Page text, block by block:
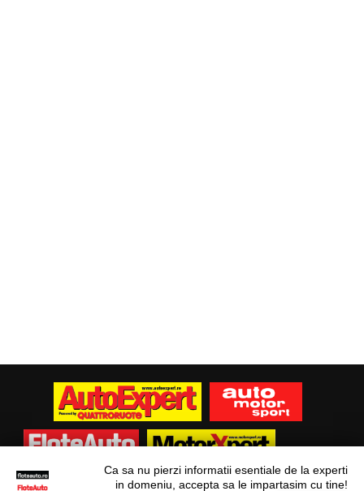
Ca sa nu pierzi informatii esentiale de la experti
in domeniu, accepta sa le impartasim cu tine!